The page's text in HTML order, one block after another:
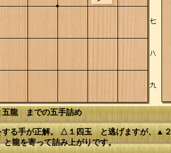
までの五手詰め
する手が正解。 △１四玉 と逃げますが、
龍を寄って詰み上がりです。